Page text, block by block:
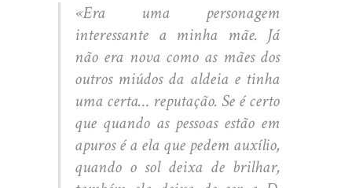
«Era uma personagem
interessante a minha mãe. Já
não era nova como as mães dos
outros miúdos da aldeia e tinha
uma certa… reputação. Se é certo
que quando as pessoas estão em
apuros é a ela que pedem auxílio,
quando o sol deixa de brilhar,